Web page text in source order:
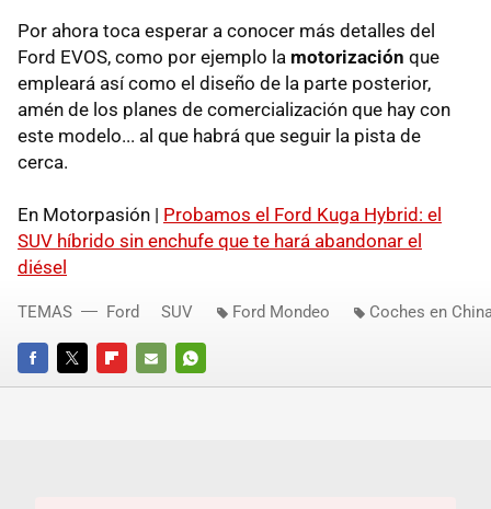
Por ahora toca esperar a conocer más detalles del
Ford EVOS, como por ejemplo la motorización que
empleará así como el diseño de la parte posterior,
amén de los planes de comercialización que hay con
este modelo... al que habrá que seguir la pista de
cerca.
En Motorpasión | Probamos el Ford Kuga Hybrid: el
SUV híbrido sin enchufe que te hará abandonar el
diésel
FACEBOOKTWITTERFLIPBOARD
E-
WHATSAPP
TEMAS Ford SUV Ford Mondeo Coches en